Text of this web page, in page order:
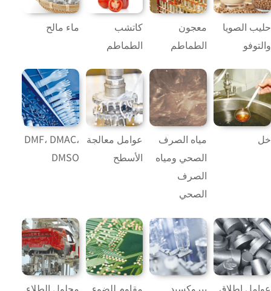
حليب الصويا
والتوفو
معجون
الطماطم
كاتشب
الطماطم
ماء مالح
خل
مياه الصرف
الصحي ومياه
الصرف
الصحي
عوامل معالجة
الأسطح
DMF، DMAC،
DMSO